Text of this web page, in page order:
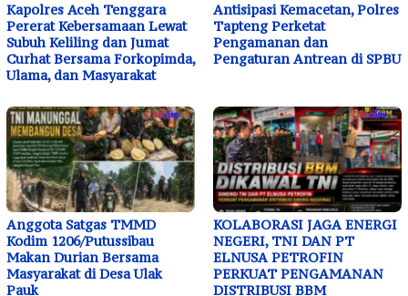
Kapolres Aceh Tenggara
Pererat Kebersamaan Lewat
Subuh Keliling dan Jumat
Curhat Bersama Forkopimda,
Ulama, dan Masyarakat
Antisipasi Kemacetan, Polres
Tapteng Perketat
Pengamanan dan
Pengaturan Antrean di SPBU
Anggota Satgas TMMD
Kodim 1206/Putussibau
Makan Durian Bersama
Masyarakat di Desa Ulak
Pauk
KOLABORASI JAGA ENERGI
NEGERI, TNI DAN PT
ELNUSA PETROFIN
PERKUAT PENGAMANAN
DISTRIBUSI BBM